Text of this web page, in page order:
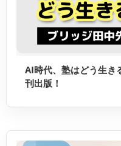
AI時代、塾はどう生き
刊出版！